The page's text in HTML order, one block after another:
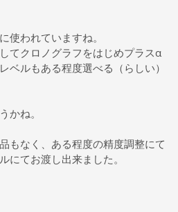
使われていますね。
てクロノグラフをはじめプラスα
ベルもある程度選べる（らしい）
かね。
もなく、ある程度の精度調整にて
にてお渡し出来ました。